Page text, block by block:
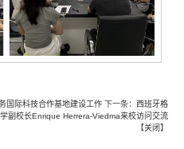
国际科技合作基地建设工作 下一条： 西班牙格
副校长Enrique Herrera-Viedma来校访问交流
【关闭 】